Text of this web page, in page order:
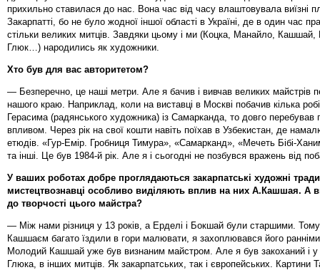
прихильно ставилася до нас. Вона час від часу влаштовувала виїзні
Закарпатті, бо не було жодної іншої області в Україні, де в один час
стільки великих митців. Завдяки цьому і ми (Коцка, Манайло,
Глюк…) народились як художники.
Хто був для вас авторитетом?
— Безперечно, це наші метри. Але я бачив і вивчав великих майстрів
нашого краю. Наприклад, коли на виставці в Москві побачив кілька
Герасима (радянського художника) із Самарканда, то довго перебував
впливом. Через рік на свої кошти навіть поїхав в Узбекистан, де
етюдів. «Гур-Емір. Гробниця Тимура», «Самарканд», «Мечеть Бібі-
та інші. Це був 1984-й рік. Але я і сьогодні не позбувся вражень від
У ваших роботах добре проглядаються закарпатські художні
мистецтвознавці особливо виділяють вплив на них А.Кашшая. А
до творчості цього майстра?
— Між нами різниця у 13 років, а Ерделі і Бокшай були старшими.
Кашшаєм багато їздили в гори малювати, я захоплювався його
Молодий Кашшай уже був визнаним майстром. Але я був закоханий і у
Глюка, в інших митців. Як закарпатських, так і європейських. Картини